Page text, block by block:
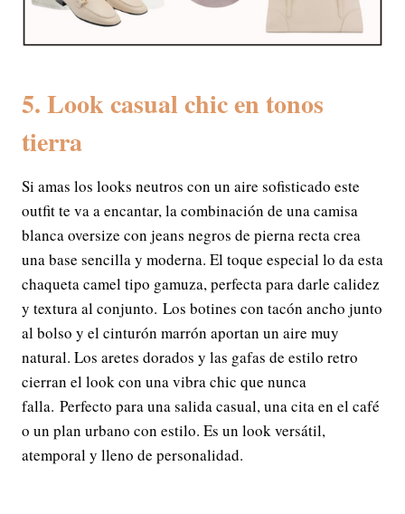
5. Look casual chic en tonos
tierra
Si amas los looks neutros con un aire sofisticado este
outfit te va a encantar, la combinación de una camisa
blanca oversize con jeans negros de pierna recta crea
una base sencilla y moderna. El toque especial lo da esta
chaqueta camel tipo gamuza, perfecta para darle calidez
y textura al conjunto. Los botines con tacón ancho junto
al bolso y el cinturón marrón aportan un aire muy
natural. Los aretes dorados y las gafas de estilo retro
cierran el look con una vibra chic que nunca
falla. Perfecto para una salida casual, una cita en el café
o un plan urbano con estilo. Es un look versátil,
atemporal y lleno de personalidad.